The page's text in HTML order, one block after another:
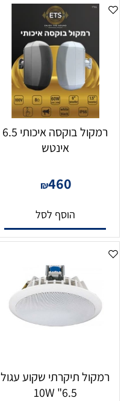
רמקול בוקסה איכותי 6.5
אינטש
₪460
הוסף לסל
רמקול תיקרתי שקוע עגול
6.5" 10W